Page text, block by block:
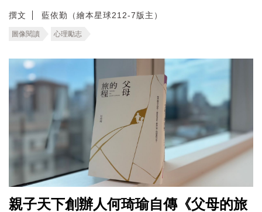
撰文 藍依勤（繪本星球212-7版主）
圖像閱讀 心理勵志
親子天下創辦人何琦瑜自傳《父母的旅